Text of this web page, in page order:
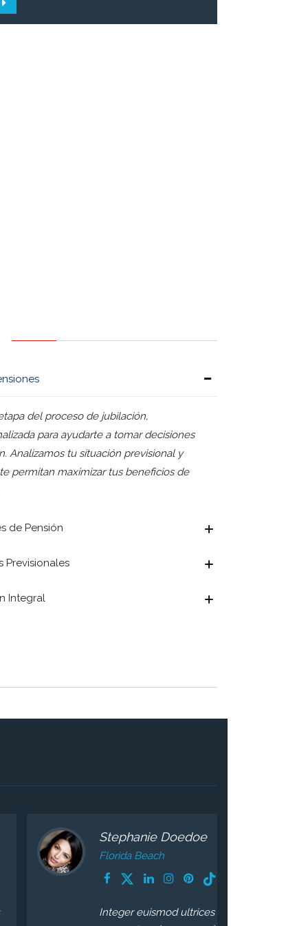
y cómo
Pensión Anticipada: Requisitos y
de tiempo, resume de manera clara y
es guía completa y actualizada
del proceso de jubilación,
para ayudarte a tomar decisiones
Analizamos tu situación previsional y
permitan maximizar tus beneficios de
de Pensión
Previsionales
Integral
Stephanie Doedoe
Florida Beach
Integer euismod ultrices facilisis